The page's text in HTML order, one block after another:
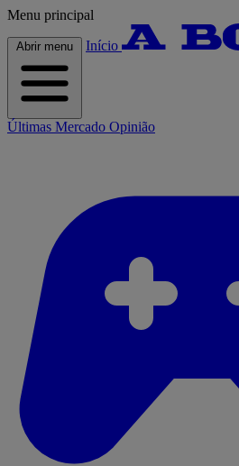
Menu principal
Abrir menu Início
Últimas Mercado Opinião